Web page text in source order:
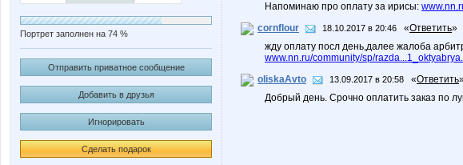
Портрет заполнен на 74 %
Отправить приватное сообщение
Добавить в друзья
Игнорировать
Сделать подарок
Напоминаю про оплату за ирисы:
cornflour
18.10.2017 в 20:46 «Ответить»
жду оплату посл день,далее жалоба
www.nn.ru/community/sp/
oliskaAvto
13.09.2017 в 20:58 «Ответить
Добрый день. Срочно оплатить заказ по